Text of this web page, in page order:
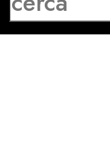
sviluppo:Luca Bunino